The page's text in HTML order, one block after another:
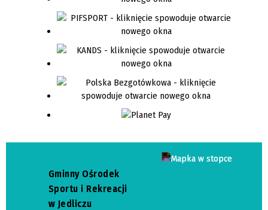
Gminny Ośrodek
Sportu i Rekreacji
w Jedliczu